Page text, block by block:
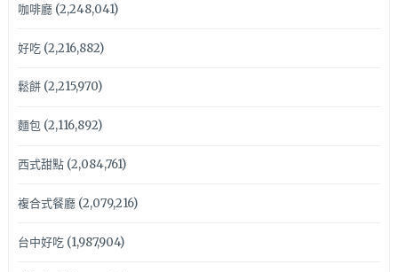
咖啡廳(2,248,041)
好吃(2,216,882)
鬆餅(2,215,970)
麵包(2,116,892)
西式甜點(2,084,761)
複合式餐廳(2,079,216)
台中好吃(1,987,904)